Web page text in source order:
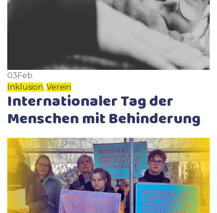
03Feb.
Inklusion, Verein
Internationaler Tag der
Menschen mit Behinderung